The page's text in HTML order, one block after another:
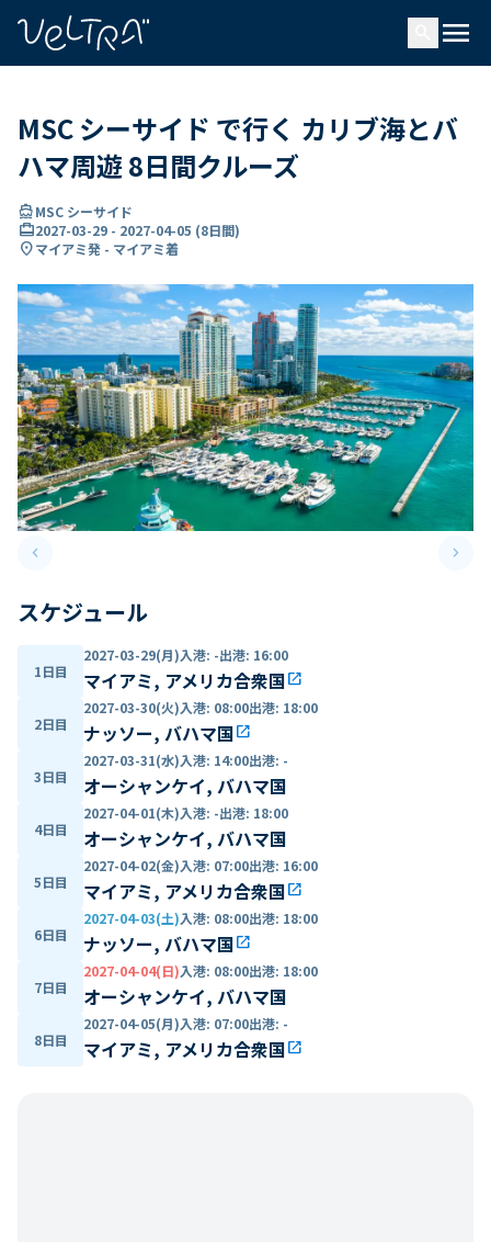
menu
MSC シーサイド で行く カリブ海とバ
ハマ周遊 8日間クルーズ
directions_boatMSC シーサイド
card_travel2027-03-29 - 2027-04-05 (8日間)
location_onマイアミ発 - マイアミ着
keyboard_arrow_leftPrevious slide keyboard_arrow_right
スケジュール
1日目
2027-03-29(月)入港: -出港: 16:00
マイアミ, アメリカ合衆国open_in_new
2日目
2027-03-30(火)入港: 08:00出港: 18:00
ナッソー, バハマ国open_in_new
3日目
2027-03-31(水)入港: 14:00出港: -
オーシャンケイ, バハマ国
4日目
2027-04-01(木)入港: -出港: 18:00
オーシャンケイ, バハマ国
5日目
2027-04-02(金)入港: 07:00出港: 16:00
マイアミ, アメリカ合衆国open_in_new
6日目
2027-04-03(土)入港: 08:00出港: 18:00
ナッソー, バハマ国open_in_new
7日目
2027-04-04(日)入港: 08:00出港: 18:00
オーシャンケイ, バハマ国
8日目
2027-04-05(月)入港: 07:00出港: -
マイアミ, アメリカ合衆国open_in_new